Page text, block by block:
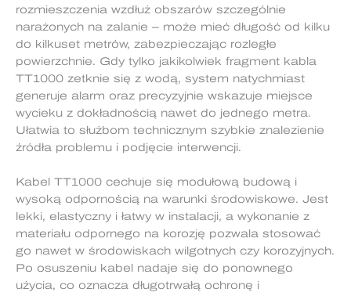
rozmieszczenia wzdłuż obszarów szczególnie
narażonych na zalanie – może mieć długość od kilku
do kilkuset metrów, zabezpieczając rozległe
powierzchnie. Gdy tylko jakikolwiek fragment kabla
TT1000 zetknie się z wodą, system natychmiast
generuje alarm oraz precyzyjnie wskazuje miejsce
wycieku z dokładnością nawet do jednego metra.
Ułatwia to służbom technicznym szybkie znalezienie
źródła problemu i podjęcie interwencji.
Kabel TT1000 cechuje się modułową budową i
wysoką odpornością na warunki środowiskowe. Jest
lekki, elastyczny i łatwy w instalacji, a wykonanie z
materiału odpornego na korozję pozwala stosować
go nawet w środowiskach wilgotnych czy korozyjnych.
Po osuszeniu kabel nadaje się do ponownego
użycia, co oznacza długotrwałą ochronę i